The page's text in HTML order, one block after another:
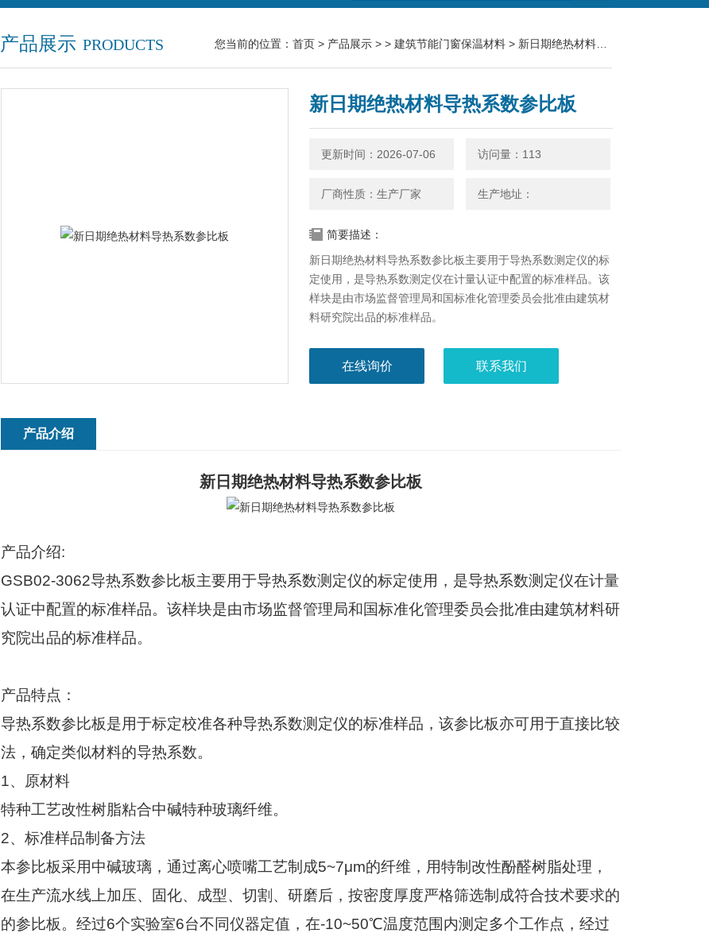
产品展示 PRODUCTS 您当前的位置： 首页 > 产品展示 > > 建筑节能门窗保温材料 > 新日期绝热材料导热系数参比板
新日期绝热材料导热系数参比板
更新时间：2026-07-06 访问量：113
厂商性质：生产厂家 生产地址：
简要描述：
新日期绝热材料导热系数参比板主要用于导热系数测定仪的标
定使用，是导热系数测定仪在计量认证中配置的标准样品。该
样块是由市场监督管理局和国标准化管理委员会批准由建筑材
料研究院出品的标准样品。
在线询价 联系我们
产品介绍
新日期绝热材料导热系数参比板
产品介绍:
GSB02-3062导热系数参比板主要用于导热系数测定仪的标定使用，是导热系数测定仪在计量
认证中配置的标准样品。该样块是由市场监督管理局和国标准化管理委员会批准由建筑材料研
究院出品的标准样品。
产品特点：
导热系数参比板是用于标定校准各种导热系数测定仪的标准样品，该参比板亦可用于直接比较
法，确定类似材料的导热系数。
1、原材料
特种工艺改性树脂粘合中碱特种玻璃纤维。
2、标准样品制备方法
本参比板采用中碱玻璃，通过离心喷嘴工艺制成5~7μm的纤维，用特制改性酚醛树脂处理，
在生产流水线上加压、固化、成型、切割、研磨后，按密度厚度严格筛选制成符合技术要求的
的参比板。经过6个实验室6台不同仪器定值，在-10~50℃温度范围内测定多个工作点，经过